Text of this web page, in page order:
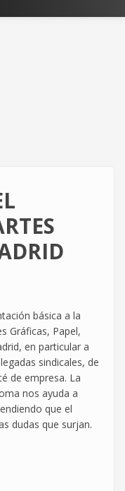
básica a la
Gráficas, Papel,
en particular a
sindicales, de
de empresa. La
nos ayuda a
que el
dudas que surjan.